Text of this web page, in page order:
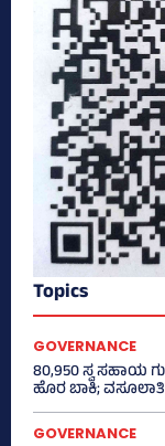
Topics
GOVERNANCE
80,950 ಸ್ವ ಸಹಾಯ
ಹೊರ ಬಾಕಿ;
GOVERNANCE